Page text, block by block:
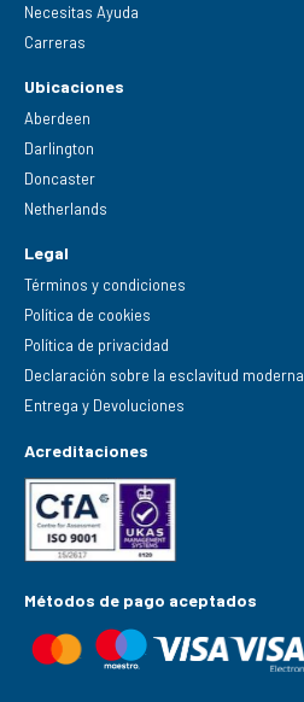
Necesitas Ayuda
Carreras
Ubicaciones
Aberdeen
Darlington
Doncaster
Netherlands
Legal
Términos y condiciones
Política de cookies
Política de privacidad
Declaración sobre la esclavitud moderna
Entrega y Devoluciones
Acreditaciones
Métodos de pago aceptados